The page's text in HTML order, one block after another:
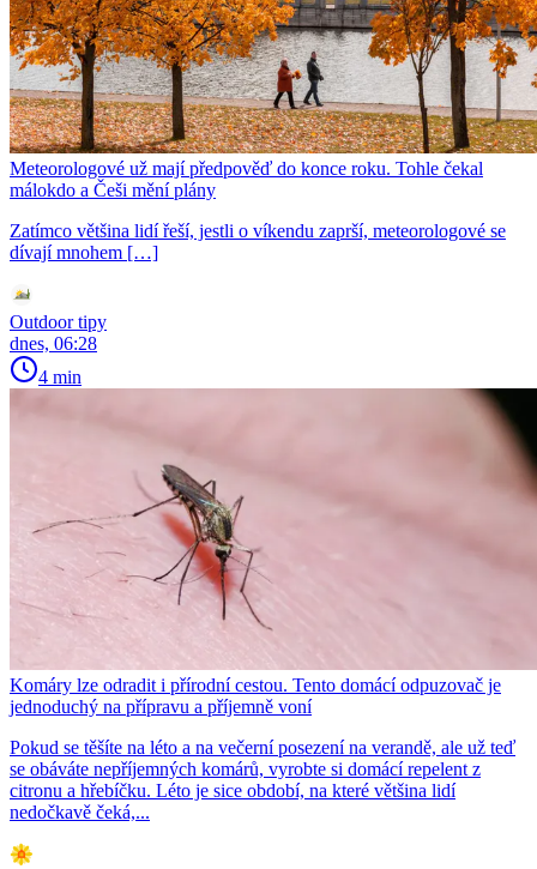
Meteorologové už mají předpověď do konce roku. Tohle čekal
málokdo a Češi mění plány
Zatímco většina lidí řeší, jestli o víkendu zaprší, meteorologové se
dívají mnohem […]
Outdoor tipy
dnes, 06:28
4 min
Komáry lze odradit i přírodní cestou. Tento domácí odpuzovač je
jednoduchý na přípravu a příjemně voní
Pokud se těšíte na léto a na večerní posezení na verandě, ale už teď
se obáváte nepříjemných komárů, vyrobte si domácí repelent z
citronu a hřebíčku. Léto je sice období, na které většina lidí
nedočkavě čeká,...